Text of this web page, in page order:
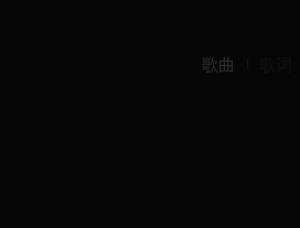
歌曲